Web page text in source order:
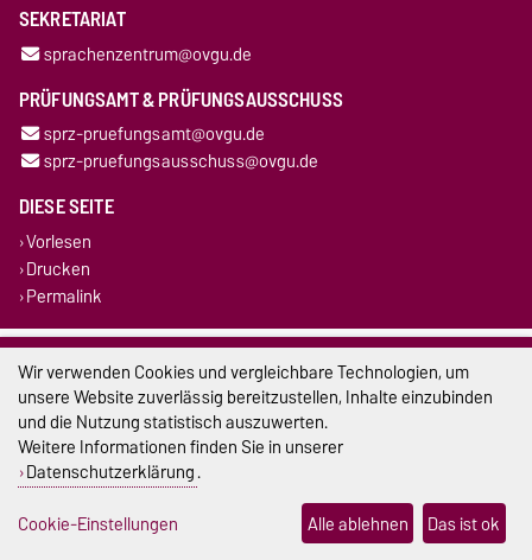
SEKRETARIAT
sprachenzentrum@ovgu.de
PRÜFUNGSAMT & PRÜFUNGSAUSSCHUSS
sprz-pruefungsamt@ovgu.de
sprz-pruefungsausschuss@ovgu.de
DIESE SEITE
Vorlesen
Drucken
Permalink
Impressum
Datenschutz
Barrierefreiheit
Cookie-Einstellungen
Wir verwenden Cookies und vergleichbare Technologien, um
unsere Website zuverlässig bereitzustellen, Inhalte einzubinden
und die Nutzung statistisch auszuwerten.
Weitere Informationen finden Sie in unserer
Datenschutzerklärung.
Cookie-Einstellungen
Alle ablehnen Das ist ok